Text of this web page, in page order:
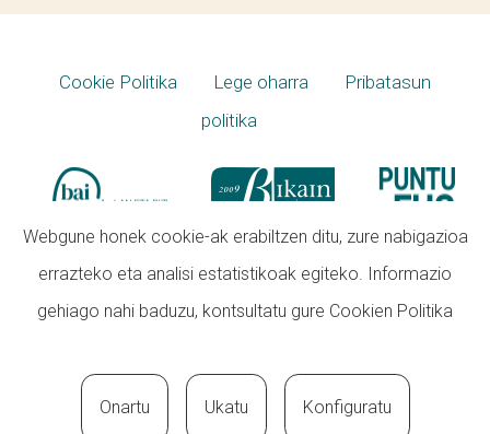
Cookie Politika Lege oharra
Pribatasun
politika
Webgune honek cookie-ak erabiltzen ditu, zure nabigazioa
errazteko eta analisi estatistikoak egiteko. Informazio
gehiago nahi baduzu, kontsultatu gure Cookien Politika
Onartu Ukatu Konfiguratu